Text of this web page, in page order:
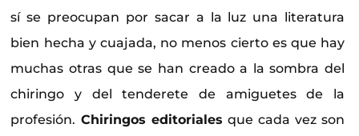
sí se preocupan por sacar a la luz una literatura
bien hecha y cuajada, no menos cierto es que hay
muchas otras que se han creado a la sombra del
chiringo y del tenderete de amiguetes de la
profesión. Chiringos editoriales que cada vez son